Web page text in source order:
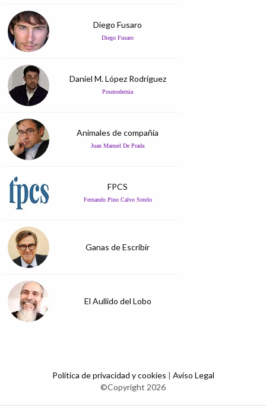
Diego Fusaro
Diego Fusaro
Daniel M. López Rodríguez
Posmodernia
Animales de compañía
Juan Manuel De Prada
FPCS
Fernando Pino Calvo Sotelo
Ganas de Escribir
El Aullido del Lobo
Política de privacidad y cookies | Aviso Legal
©Copyright 2026